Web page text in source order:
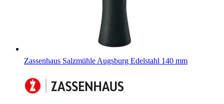
Zassenhaus Salzmühle Augsburg Edelstahl 140 mm